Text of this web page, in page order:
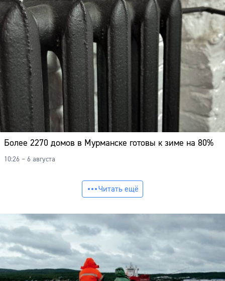
Более 2270 домов в Мурманске готовы к зиме на 80%
10:26 – 6 августа
Читать ещё